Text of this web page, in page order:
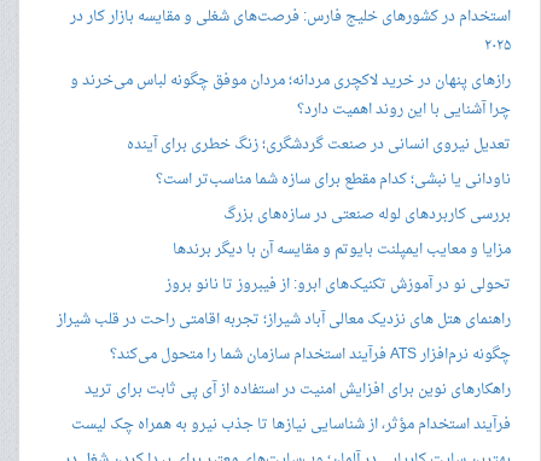
استخدام در کشورهای خلیج فارس: فرصت‌های شغلی و مقایسه بازار کار در
۲۰۲۵
رازهای پنهان در خرید لاکچری مردانه؛ مردان موفق چگونه لباس می‌خرند و
چرا آشنایی با این روند اهمیت دارد؟
تعدیل نیروی انسانی در صنعت گردشگری؛ زنگ خطری برای آینده
ناودانی یا نبشی؛ کدام مقطع برای سازه شما مناسب‌تر است؟
بررسی کاربردهای لوله صنعتی در سازه‌های بزرگ
مزایا و معایب ایمپلنت بایوتم و مقایسه آن با دیگر برندها
تحولی نو در آموزش تکنیک‌های ابرو: از فیبروز تا نانو بروز
راهنمای هتل های نزدیک معالی آباد شیراز؛ تجربه اقامتی راحت در قلب شیراز
چگونه نرم‌افزار ATS فرآیند استخدام سازمان شما را متحول می‌کند؟
راهکارهای نوین برای افزایش امنیت در استفاده از آی پی ثابت برای ترید
فرآیند استخدام مؤثر، از شناسایی نیازها تا جذب نیرو به همراه چک لیست